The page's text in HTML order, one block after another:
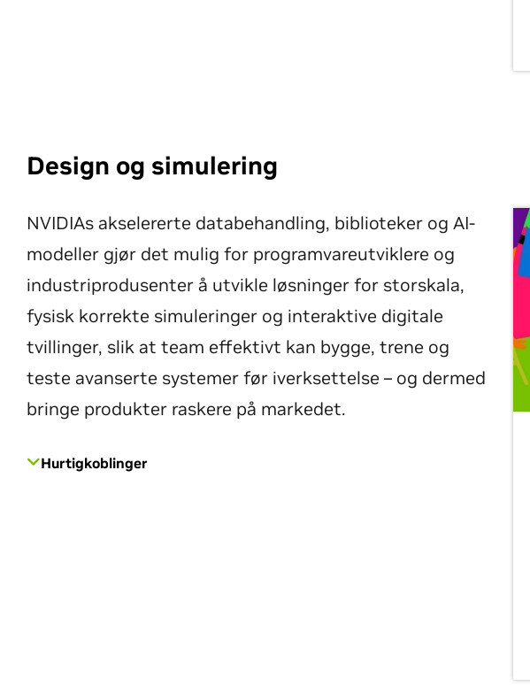
Design og simulering
NVIDIAs akselererte databehandling, biblioteker og AI-
modeller gjør det mulig for programvareutviklere og
industriprodusenter å utvikle løsninger for storskala,
fysisk korrekte simuleringer og interaktive digitale
tvillinger, slik at team effektivt kan bygge, trene og
teste avanserte systemer før iverksettelse – og dermed
bringe produkter raskere på markedet.
Hurtigkoblinger